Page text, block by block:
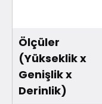
Ölçüler
(Yükseklik x
Genişlik x
Derinlik)